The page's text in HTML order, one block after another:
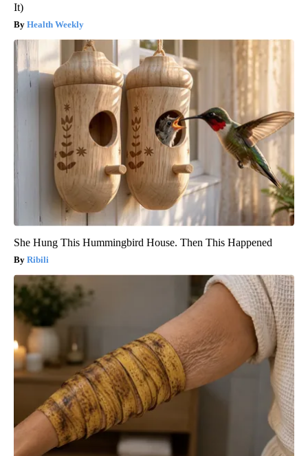
It)
Health Weekly
She Hung This Hummingbird House. Then This Happened
Ribili